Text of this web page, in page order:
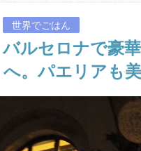
世界でごはん
バルセロナで豪
。パエリアも美